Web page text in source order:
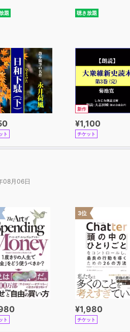
題
ト
聴き放題
新作
¥1,100
チケット
08月06日
ト
3位
¥1,980
チケット